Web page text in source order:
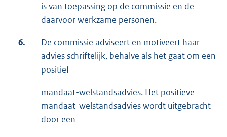
is van toepassing op de commissie en de
daarvoor werkzame personen.
6.
De commissie adviseert en motiveert haar
advies schriftelijk, behalve als het gaat om een
positief
mandaat-welstandsadvies. Het positieve
mandaat-welstandsadvies wordt uitgebracht
door een